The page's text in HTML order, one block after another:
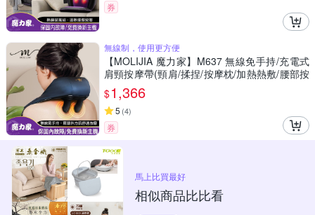
券
無線制，使用更方便
【MOLIJIA 魔力家】M637 無線免手持/充電式
肩頸按摩帶(頸肩/揉捏/按摩枕/加熱熱敷/腰部按
摩/背部按摩/腳部按摩/腹部按摩)
$1,366
5 (4)
券
馬上比買最好
相似商品比比看